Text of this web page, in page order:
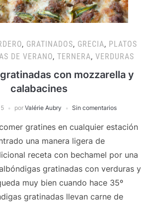
, GRATINADOS, GRECIA, PLATOS
DE VERANO, TERNERA, VERDURAS
con mozzarella y
calabacines
por Valérie Aubry Sin comentarios
gratines en cualquier estación
una manera ligera de
receta con bechamel por una
gratinadas con verduras y
muy bien cuando hace 35º
gratinadas llevan carne de